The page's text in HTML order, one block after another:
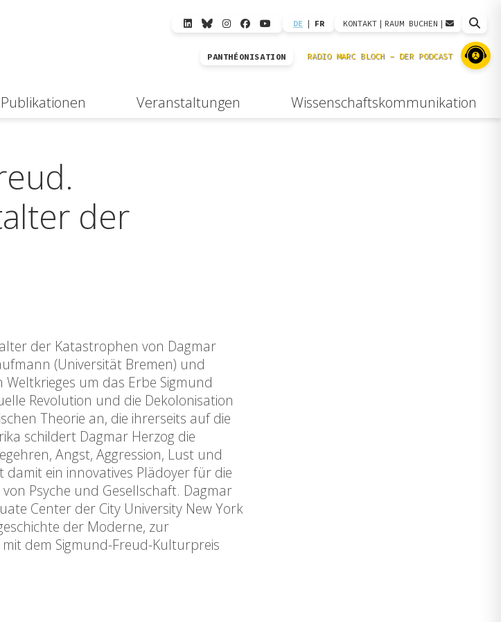
DE | FR KONTAKT | RAUM BUCHEN |
PANTHÉONISATION
Publikationen Veranstaltungen Wissenschaftskommunikation
der
der Katastrophen von Dagmar
(Universität Bremen) und
um das Erbe Sigmund
Revolution und die Dekolonisation
Theorie an, die ihrerseits auf die
schildert Dagmar Herzog die
Angst, Aggression, Lust und
ein innovatives Plädoyer für die
Psyche und Gesellschaft. Dagmar
Center der City University New York
der Moderne, zur
dem Sigmund-Freud-Kulturpreis